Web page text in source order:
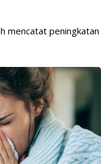
mencatat peningkatan